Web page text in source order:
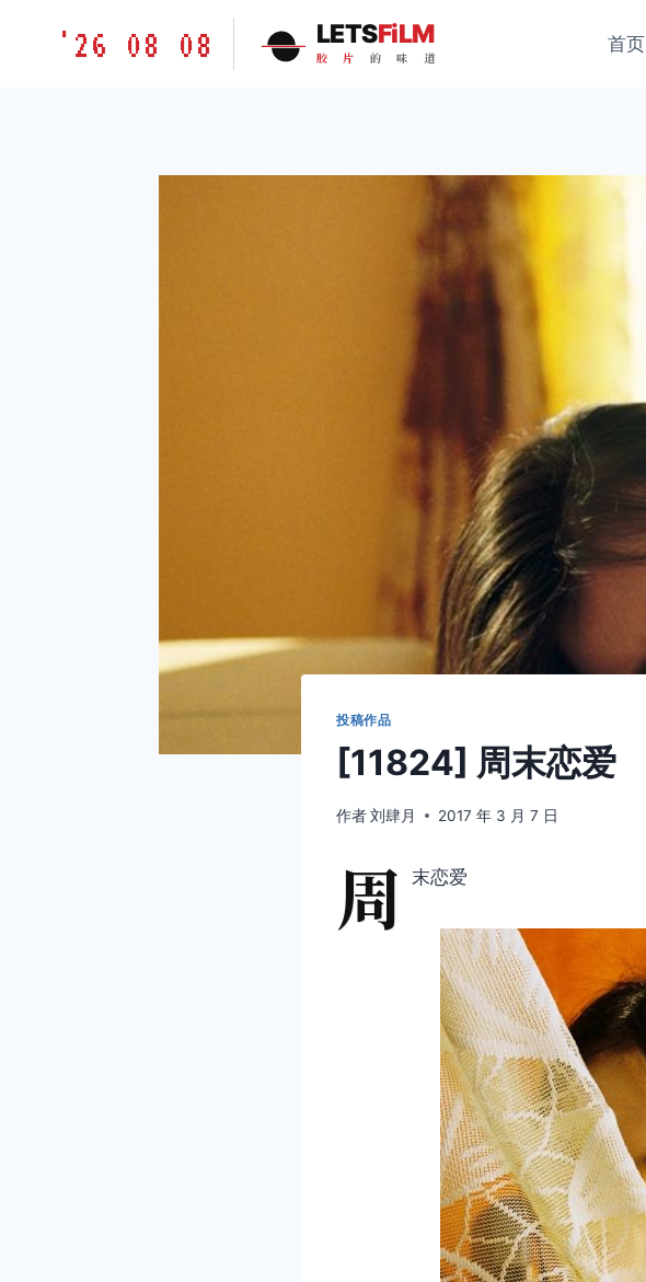
胶'26 08 08 LETSFiLM
胶 片 的 味 道
首页
投稿作品
[11824] 周末恋爱
作者刘肆月 2017 年 3 月 7 日
周 末恋爱